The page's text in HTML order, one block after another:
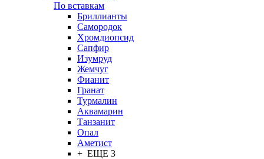
По вставкам
Бриллианты
Самородок
Хромдиопсид
Сапфир
Изумруд
Жемчуг
Фианит
Гранат
Турмалин
Аквамарин
Танзанит
Опал
Аметист
+ ЕЩЕ 3